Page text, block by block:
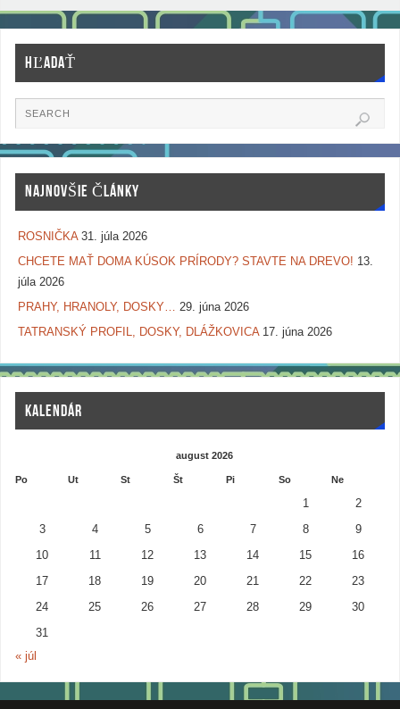
HĽADAŤ
NAJNOVŠIE ČLÁNKY
ROSNIČKA 31. júla 2026
CHCETE MAŤ DOMA KÚSOK PRÍRODY? STAVTE NA DREVO! 13.
júla 2026
PRAHY, HRANOLY, DOSKY… 29. júna 2026
TATRANSKÝ PROFIL, DOSKY, DLÁŽKOVICA 17. júna 2026
KALENDÁR
august 2026
Po Ut St Št Pi So Ne
1 2
3 4 5 6 7 8 9
10 11 12 13 14 15 16
17 18 19 20 21 22 23
24 25 26 27 28 29 30
31
« júl